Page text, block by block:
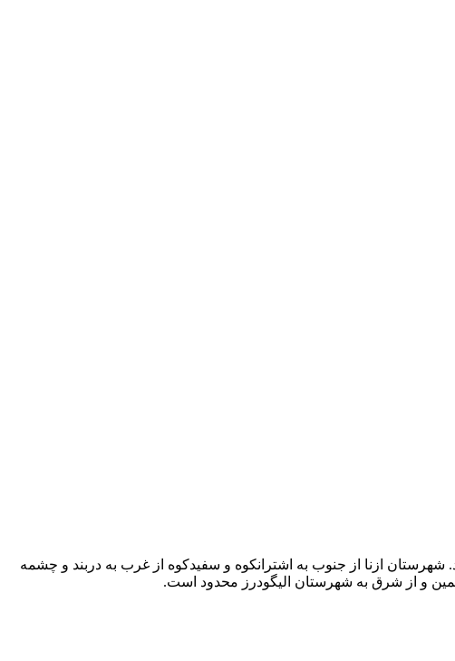
ازنا از جنوب به اشترانکوه و سفیدکوه از غرب به دربند و چشمه
و از شرق به شهرستان الیگودرز محدود است.